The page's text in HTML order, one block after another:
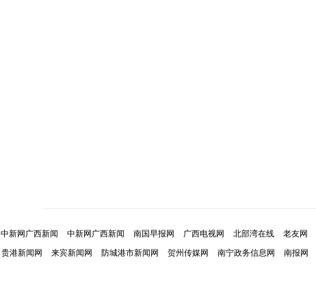
中新网广西新闻 中新网广西新闻 南国早报网 广西电视网 北部湾在线 老友网
贵港新闻网 来宾新闻网 防城港市新闻网 贺州传媒网 南宁政务信息网 南报网